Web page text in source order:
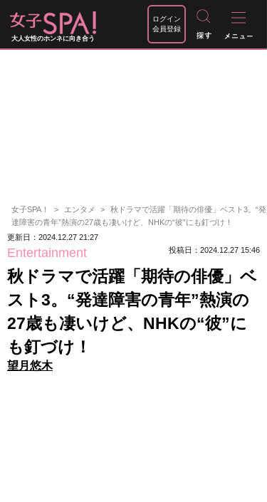
大人女性のホンネに向き合う
ログイン
会員登録
女子SPA！ エンタメ
秋ドラマで活躍「期待の俳優」ベスト3。“発
達障害の青年”熱演の27歳も凄いけど、NHKの“彼”にも釘づけ！
更新日：2024.12.27 21:27
Entertainment 投稿日：2024.12.27 15:46
秋ドラマで活躍「期待の俳優」ベ
スト3。“発達障害の青年”熱演の
27歳も凄いけど、NHKの“彼”に
も釘づけ！
望月悠木